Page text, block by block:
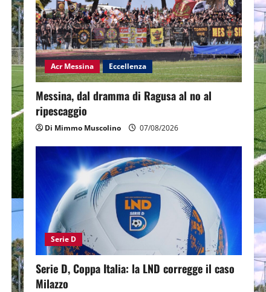
Acr Messina Eccellenza
Messina, dal dramma di Ragusa al no al
ripescaggio
Di Mimmo Muscolino 07/08/2026
Serie D
Serie D, Coppa Italia: la LND corregge il caso
Milazzo